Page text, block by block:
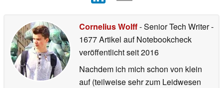
Cornelius Wolff- Senior Tech Writer-
1677 Artikel auf Notebookcheck
veröffentlichtseit 2016
Nachdem ich mich schon von klein
auf (teilweise sehr zum Leidwesen